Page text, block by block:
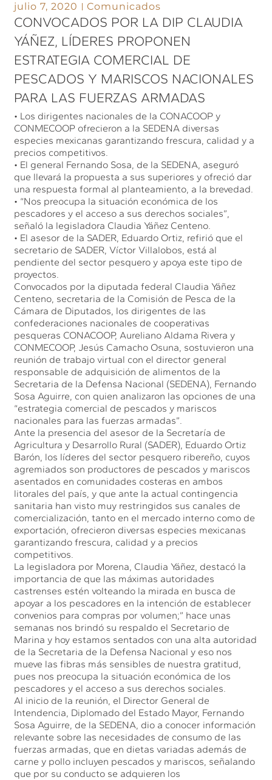
julio 7, 2020 Comunicados
CONVOCADOS POR LA DIP CLAUDIA
YÁÑEZ, LÍDERES PROPONEN
ESTRATEGIA COMERCIAL DE
PESCADOS Y MARISCOS NACIONALES
PARA LAS FUERZAS ARMADAS
• Los dirigentes nacionales de la CONACOOP y
CONMECOOP ofrecieron a la SEDENA diversas
especies mexicanas garantizando frescura, calidad y a
precios competitivos.
• El general Fernando Sosa, de la SEDENA, aseguró
que llevará la propuesta a sus superiores y ofreció dar
una respuesta formal al planteamiento, a la brevedad.
• “Nos preocupa la situación económica de los
pescadores y el acceso a sus derechos sociales”,
señaló la legisladora Claudia Yáñez Centeno.
• El asesor de la SADER, Eduardo Ortiz, refirió que el
secretario de SADER, Víctor Villalobos, está al
pendiente del sector pesquero y apoya este tipo de
proyectos.
Convocados por la diputada federal Claudia Yáñez
Centeno, secretaria de la Comisión de Pesca de la
Cámara de Diputados, los dirigentes de las
confederaciones nacionales de cooperativas
pesqueras CONACOOP, Aureliano Aldama Rivera y
CONMECOOP, Jesús Camacho Osuna, sostuvieron una
reunión de trabajo virtual con el director general
responsable de adquisición de alimentos de la
Secretaria de la Defensa Nacional (SEDENA), Fernando
Sosa Aguirre, con quien analizaron las opciones de una
“estrategia comercial de pescados y mariscos
nacionales para las fuerzas armadas”.
Ante la presencia del asesor de la Secretaría de
Agricultura y Desarrollo Rural (SADER), Eduardo Ortiz
Barón, los líderes del sector pesquero ribereño, cuyos
agremiados son productores de pescados y mariscos
asentados en comunidades costeras en ambos
litorales del país, y que ante la actual contingencia
sanitaria han visto muy restringidos sus canales de
comercialización, tanto en el mercado interno como de
exportación, ofrecieron diversas especies mexicanas
garantizando frescura, calidad y a precios
competitivos.
La legisladora por Morena, Claudia Yáñez, destacó la
importancia de que las máximas autoridades
castrenses estén volteando la mirada en busca de
apoyar a los pescadores en la intención de establecer
convenios para compras por volumen;” hace unas
semanas nos brindó su respaldo el Secretario de
Marina y hoy estamos sentados con una alta autoridad
de la Secretaria de la Defensa Nacional y eso nos
mueve las fibras más sensibles de nuestra gratitud,
pues nos preocupa la situación económica de los
pescadores y el acceso a sus derechos sociales.
Al inicio de la reunión, el Director General de
Intendencia, Diplomado del Estado Mayor, Fernando
Sosa Aguirre, de la SEDENA, dio a conocer información
relevante sobre las necesidades de consumo de las
fuerzas armadas, que en dietas variadas además de
carne y pollo incluyen pescados y mariscos, señalando
que por su conducto se adquieren los